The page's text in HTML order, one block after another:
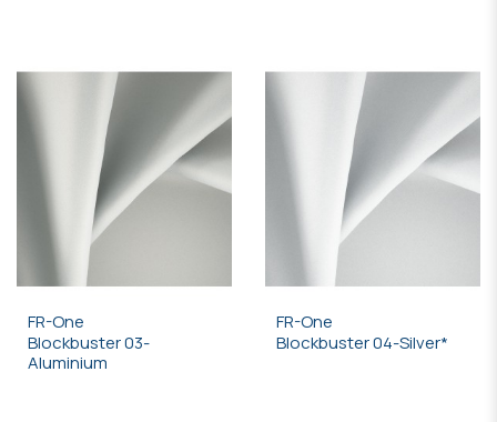
FR-One
Blockbuster 03-
Aluminium
FR-One
Blockbuster 04-Silver*